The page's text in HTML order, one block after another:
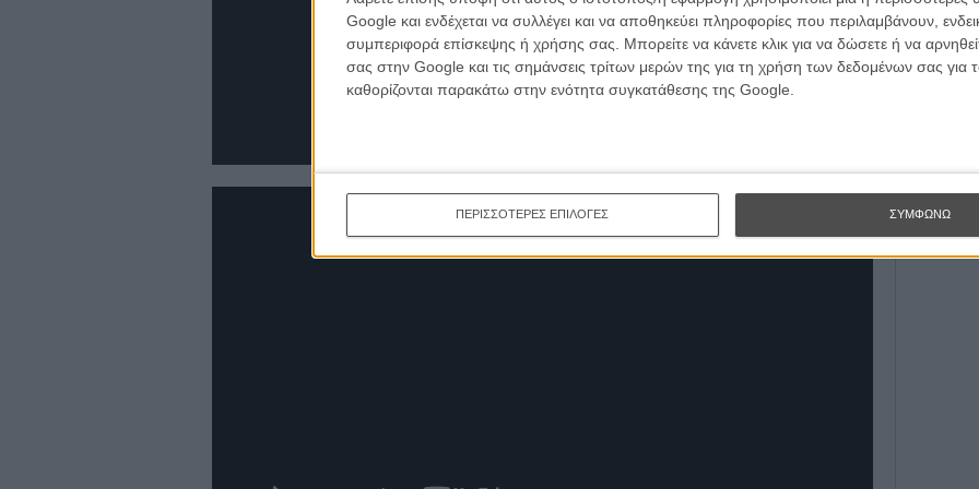
Google και ενδέχεται να συλλέγει και να αποθηκεύει πληροφορίες που περιλαμβάνουν,
συμπεριφορά επίσκεψης ή χρήσης σας. Μπορείτε να κάνετε κλικ για να δώσετε ή να
σας στην Google και τις σημάνσεις τρίτων μερών της για τη χρήση των δεδομένων σας
καθορίζονται παρακάτω στην ενότητα συγκατάθεσης της Google.
ΠΕΡΙΣΣΟΤΕΡΕΣ ΕΠΙΛΟΓΕΣ ΣΥΜΦΩΝΩ
ΕΓΓΡΑΦΗ